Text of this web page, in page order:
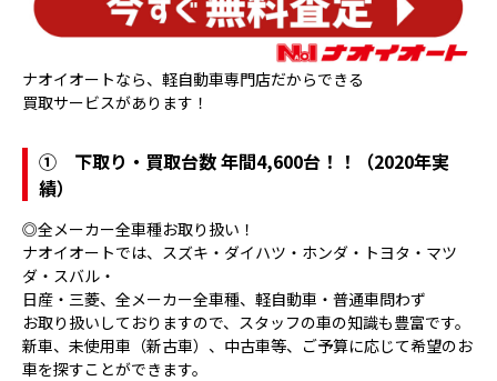
ナオイオートなら、軽自動車専門店だからできる
買取サービスがあります！
① 下取り・買取台数 年間4,600台！！（2020年実
績）
◎全メーカー全車種お取り扱い！
ナオイオートでは、スズキ・ダイハツ・ホンダ・トヨタ・マツ
ダ・スバル・
日産・三菱、全メーカー全車種、軽自動車・普通車問わず
お取り扱いしておりますので、スタッフの車の知識も豊富です。
新車、未使用車（新古車）、中古車等、ご予算に応じて希望のお
車を探すことができます。